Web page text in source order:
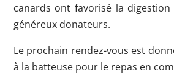
canards ont favorisé la
généreux donateurs.
Le prochain rendez-vous est
à la batteuse pour le repas en